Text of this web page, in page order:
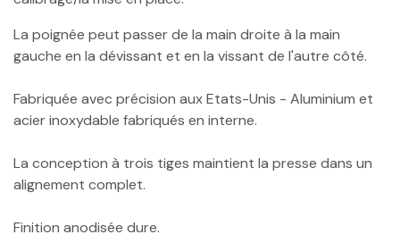
La poignée peut passer de la main droite à la main
gauche en la dévissant et en la vissant de l'autre côté.
Fabriquée avec précision aux Etats-Unis - Aluminium et
acier inoxydable fabriqués en interne.
La conception à trois tiges maintient la presse dans un
alignement complet.
Finition anodisée dure.